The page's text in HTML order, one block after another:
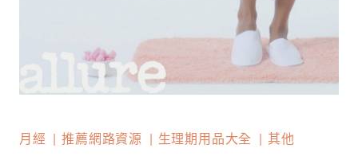
月經 推薦網路資源 生理期用品大全 其他